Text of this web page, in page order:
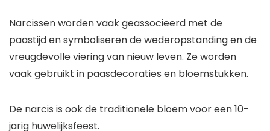
Narcissen worden vaak geassocieerd met de
paastijd en symboliseren de wederopstanding en de
vreugdevolle viering van nieuw leven. Ze worden
vaak gebruikt in paasdecoraties en bloemstukken.
De narcis is ook de traditionele bloem voor een 10-
jarig huwelijksfeest.